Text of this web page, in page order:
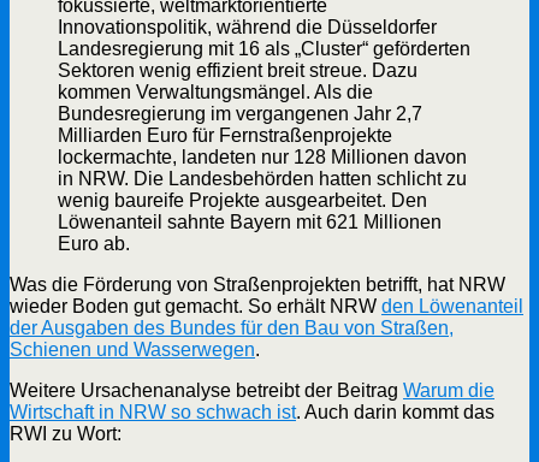
fokussierte, weltmarktorientierte
Innovationspolitik, während die Düsseldorfer
Landesregierung mit 16 als „Cluster“ geförderten
Sektoren wenig effizient breit streue. Dazu
kommen Verwaltungsmängel. Als die
Bundesregierung im vergangenen Jahr 2,7
Milliarden Euro für Fernstraßenprojekte
lockermachte, landeten nur 128 Millionen davon
in NRW. Die Landesbehörden hatten schlicht zu
wenig baureife Projekte ausgearbeitet. Den
Löwenanteil sahnte Bayern mit 621 Millionen
Euro ab.
Was die Förderung von Straßenprojekten betrifft, hat NRW
wieder Boden gut gemacht. So erhält NRW den Löwenanteil
der Ausgaben des Bundes für den Bau von Straßen,
Schienen und Wasserwegen.
Weitere Ursachenanalyse betreibt der Beitrag Warum die
Wirtschaft in NRW so schwach ist. Auch darin kommt das
RWI zu Wort: